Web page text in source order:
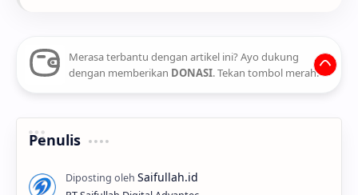
Merasa terbantu dengan artikel ini? Ayo dukung
dengan memberikan DONASI. Tekan tombol merah.
Penulis